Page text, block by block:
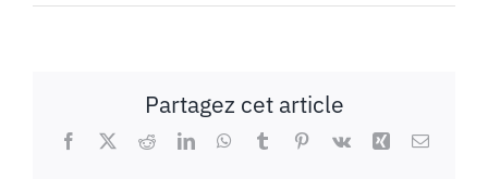
Partagez cet article
Facebook
X RedditLinkedInWhatsApp
TumblrPinterest
Vk Xing Email